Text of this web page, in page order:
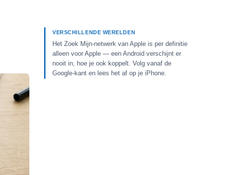
VERSCHILLENDE WERELDEN
Het Zoek Mijn-netwerk van Apple is per definitie
alleen voor Apple — een Android verschijnt er
nooit in, hoe je ook koppelt. Volg vanaf de
Google-kant en lees het af op je iPhone.